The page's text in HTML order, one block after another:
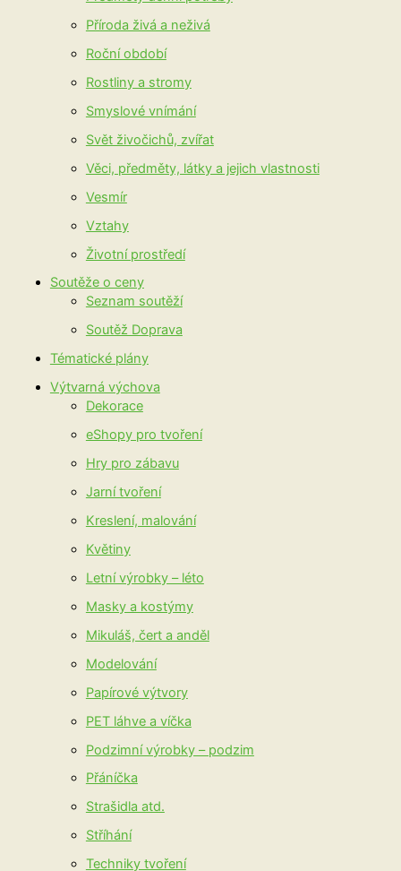
Příroda živá a neživá
Roční období
Rostliny a stromy
Smyslové vnímání
Svět živočichů, zvířat
Věci, předměty, látky a jejich vlastnosti
Vesmír
Vztahy
Životní prostředí
Soutěže o ceny
Seznam soutěží
Soutěž Doprava
Tématické plány
Výtvarná výchova
Dekorace
eShopy pro tvoření
Hry pro zábavu
Jarní tvoření
Kreslení, malování
Květiny
Letní výrobky – léto
Masky a kostýmy
Mikuláš, čert a anděl
Modelování
Papírové výtvory
PET láhve a víčka
Podzimní výrobky – podzim
Přáníčka
Strašidla atd.
Stříhání
Techniky tvoření